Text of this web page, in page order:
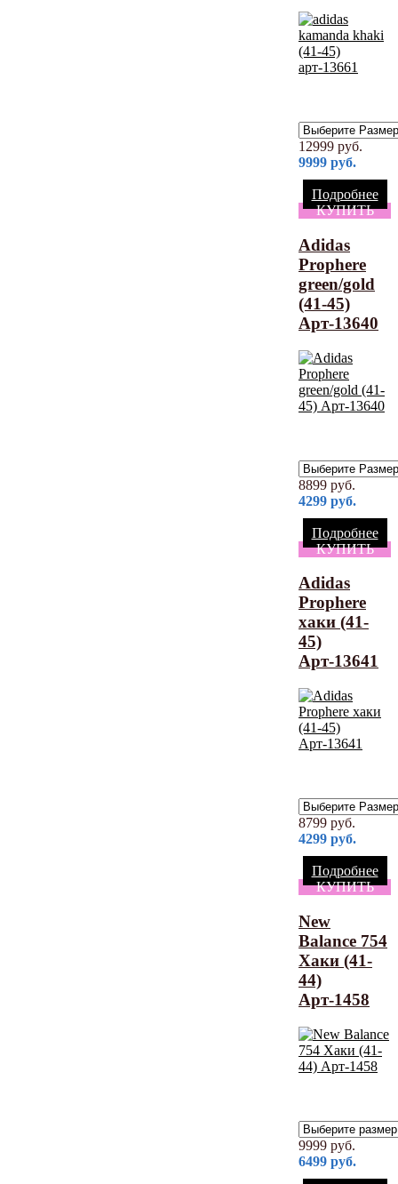
12999 руб.
9999 руб.
Подробнее
КУПИТЬ
Adidas
Prophere
green/gold
(41-45)
Арт-13640
8899 руб.
4299 руб.
Подробнее
КУПИТЬ
Adidas
Prophere
хаки (41-
45)
Арт-13641
8799 руб.
4299 руб.
Подробнее
КУПИТЬ
New
Balance 754
Хаки (41-
44)
Арт-1458
9999 руб.
6499 руб.